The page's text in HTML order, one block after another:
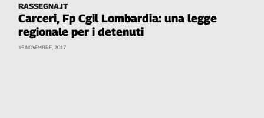
RASSEGNA.IT
Carceri, Fp Cgil Lombardia: una legge
regionale per i detenuti
15 NOVEMBRE, 2017